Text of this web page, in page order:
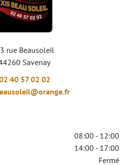
rue Beausoleil
Savenay
40 57 02 02
08:00 - 12:00
14:00 - 17:00
Fermé